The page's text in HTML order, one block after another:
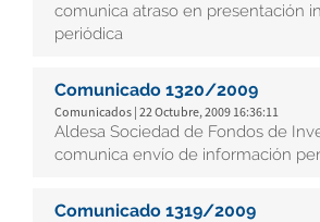
comunica atraso en presentación
periódica
Comunicado 1320/2009
Comunicados | 22 Octubre, 2009 16:36:11
Aldesa Sociedad de Fondos de
comunica envío de información
Comunicado 1319/2009